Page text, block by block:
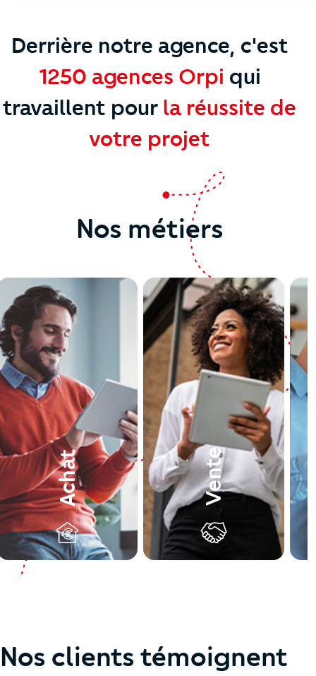
Derrière notre agence, c'est
1250 agences Orpi qui
travaillent pour la réussite de
votre projet
Nos métiers
Achat Vente
Nos clients témoignent